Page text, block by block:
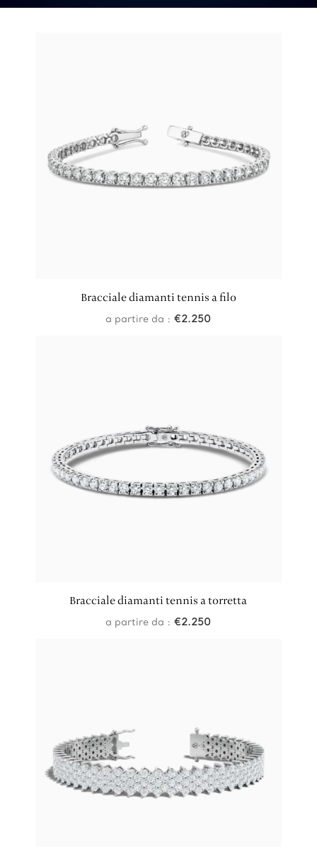
Bracciale diamanti tennis a filo
a partire da :€2.250
Bracciale diamanti tennis a torretta
a partire da :€2.250